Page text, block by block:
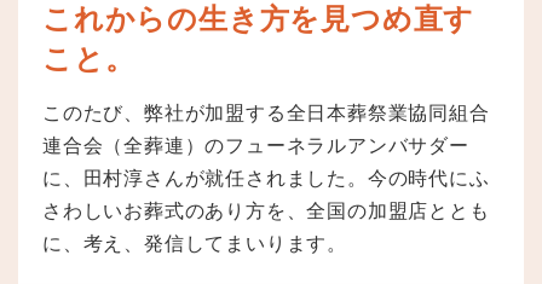
これからの生き方を見つめ直す
こと。
このたび、弊社が加盟する全日本葬祭業協同組合
連合会（全葬連）のフューネラルアンバサダー
に、田村淳さんが就任されました。今の時代にふ
さわしいお葬式のあり方を、全国の加盟店ととも
に、考え、発信してまいります。